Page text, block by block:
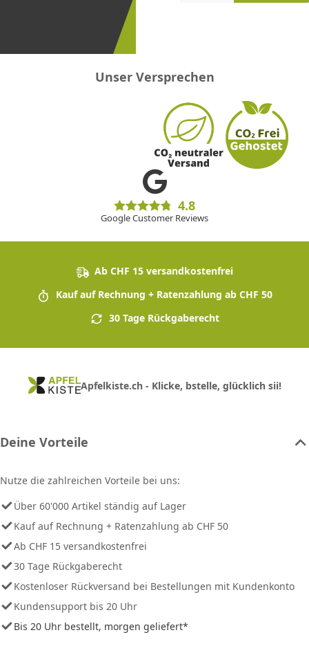
Unser Versprechen
4.8
Google Customer Reviews
Ab CHF 15 versandkostenfrei
Kauf auf Rechnung + Ratenzahlung ab CHF 50
30 Tage Rückgaberecht
Apfelkiste.ch - Klicke, bstelle, glücklich sii!
Deine Vorteile
Nutze die zahlreichen Vorteile bei uns:
Über 60'000 Artikel ständig auf Lager
Kauf auf Rechnung + Ratenzahlung ab CHF 50
Ab CHF 15 versandkostenfrei
30 Tage Rückgaberecht
Kostenloser Rückversand bei Bestellungen mit Kundenkonto
Kundensupport bis 20 Uhr
Bis 20 Uhr bestellt, morgen geliefert*